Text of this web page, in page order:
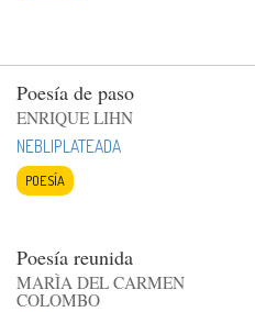
Poesía de paso
ENRIQUE LIHN
NEBLIPLATEADA
POESÍA
Poesía reunida
MARÌA DEL CARMEN
COLOMBO